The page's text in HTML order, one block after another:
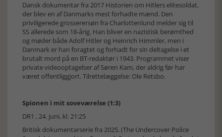
Dansk dokumentar fra 2017 Historien om Hitlers elitesoldat,
der blev en af Danmarks mest forhadte mænd. Den
priviligerede grosserersøn fra Charlottenlund melder sig til
SS allerede som 18-årig. Han bliver en nazistisk berømthed
og møder både Adolf Hitler og Heinrich Himmler, men i
Danmark er han foragtet og forhadt for sin deltagelse i et
brutalt mord på en BT-redaktør i 1943. Programmet viser
private videooptagelser af Søren Kam, der aldrig før har
været offentliggjort. Tilrettelæggelse: Ole Retsbo.
Spionen i mit soveværelse (1:3)
DR1 , 24. juni, kl. 21:25
Britisk dokumentarserie fra 2025. (The Undercover Police